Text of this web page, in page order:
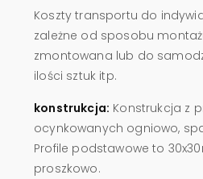
Koszty transportu do
zależne od sposobu
zmontowana lub do
ilości sztuk itp.
konstrukcja: Konstrukcja z
ocynkowanych ogniowo,
Profile podstawowe to
proszkowo.